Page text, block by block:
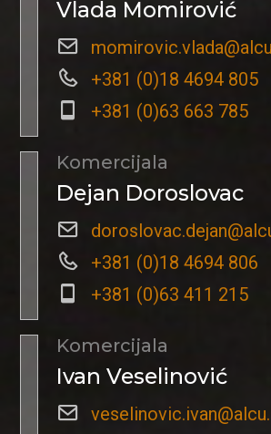
Vlada Momirović
+381 (0)18 4694 805
+381 (0)63 663 785
Komercijala
Dejan Doroslovac
+381 (0)18 4694 806
+381 (0)63 411 215
Komercijala
Ivan Veselinović